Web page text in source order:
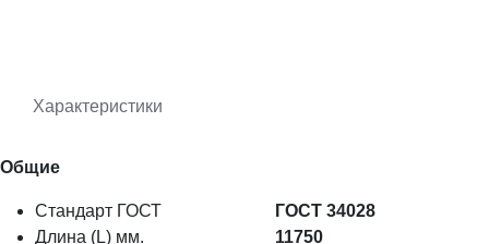
Характеристики
Общие
Стандарт ГОСТ
ГОСТ 34028
Длина (L) мм.
11750